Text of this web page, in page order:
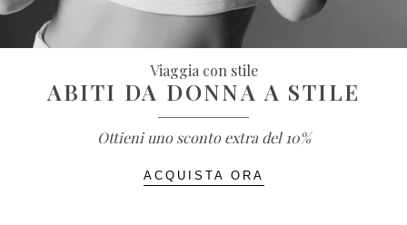
Viaggia con stile
ABITI DA DONNA A STILE
Ottieni uno sconto extra del 10%
ACQUISTA ORA